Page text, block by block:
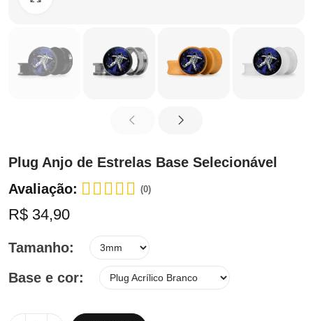
Plug Anjo de Estrelas Base Selecionável
Avaliação:
(0)
R$ 34,90
Tamanho
Base e cor